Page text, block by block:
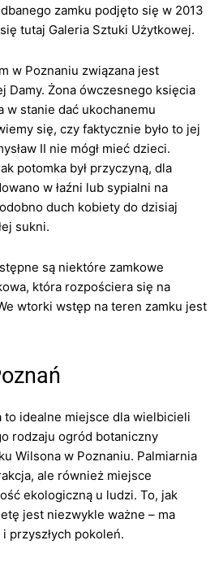
zamku podjęto się w 2013
tutaj Galeria Sztuki Użytkowej.
w Poznaniu związana jest
Damy. Żona ówczesnego księcia
w stanie dać ukochanemu
się, czy faktycznie było to jej
II nie mógł mieć dzieci.
potomka był przyczyną, dla
w łaźni lub sypialni na
duch kobiety do dzisiaj
sukni.
są niektóre zamkowe
która rozpościera się na
wtorki wstęp na teren zamku jest
to idealne miejsce dla wielbicieli
rodzaju ogród botaniczny
Wilsona w Poznaniu. Palmiarnia
ale również miejsce
ekologiczną u ludzi. To, jak
jest niezwykle ważne – ma
przyszłych pokoleń.